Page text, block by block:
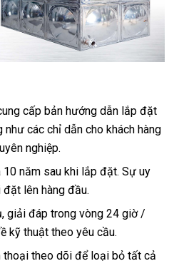
cấp bản hướng dẫn lắp đặt
các chỉ dẫn cho khách hàng
nghiệp.
năm sau khi lắp đặt. Sự uy
lên hàng đầu.
giải đáp trong vòng 24 giờ /
kỹ thuật theo yêu cầu.
thoại theo dõi để loại bỏ tất cả